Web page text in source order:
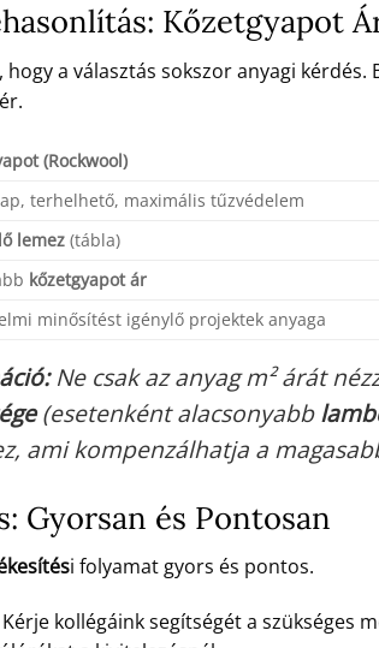
Kőzetgyapot
a választás sokszor anyagi kérdés.
(Rockwool)
terhelhető, maximális tűzvédelem
lemez (tábla)
kőzetgyapot ár
minősítést igénylő projektek anyaga
Ne csak az anyag m² árát
(esetenként alacsonyabb
ami kompenzálhatja a
Gyorsan és Pontosan
i folyamat gyors és pontos.
kollégáink segítségét a szükséges